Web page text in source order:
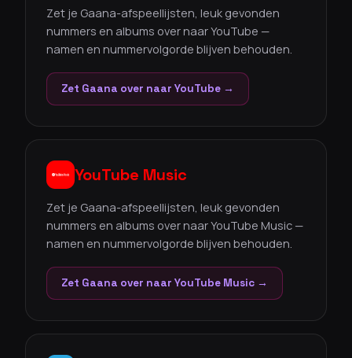
Zet je Gaana-afspeellijsten, leuk gevonden
nummers en albums over naar YouTube —
namen en nummervolgorde blijven behouden.
Zet Gaana over naar YouTube →
YouTube Music
Zet je Gaana-afspeellijsten, leuk gevonden
nummers en albums over naar YouTube Music —
namen en nummervolgorde blijven behouden.
Zet Gaana over naar YouTube Music →